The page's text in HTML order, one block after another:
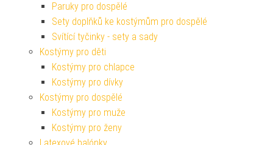
Paruky pro dospělé
Sety doplňků ke kostýmům pro dospělé
Svítící tyčinky - sety a sady
Kostýmy pro děti
Kostýmy pro chlapce
Kostýmy pro dívky
Kostýmy pro dospělé
Kostýmy pro muže
Kostýmy pro ženy